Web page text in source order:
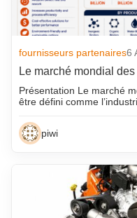
fournisseurs partenaires6
Le marché mondial
Présentation Le marché
être défini comme
piwi